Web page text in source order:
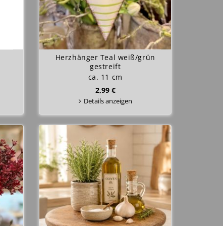
Herzhänger Teal weiß/grün
gestreift
ca. 11 cm
2,99 €
Details anzeigen